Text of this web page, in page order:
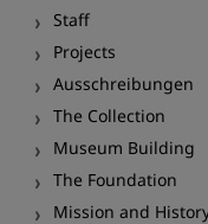
Staff
Projects
Ausschreibungen
The Collection
Museum Building
The Foundation
Mission and